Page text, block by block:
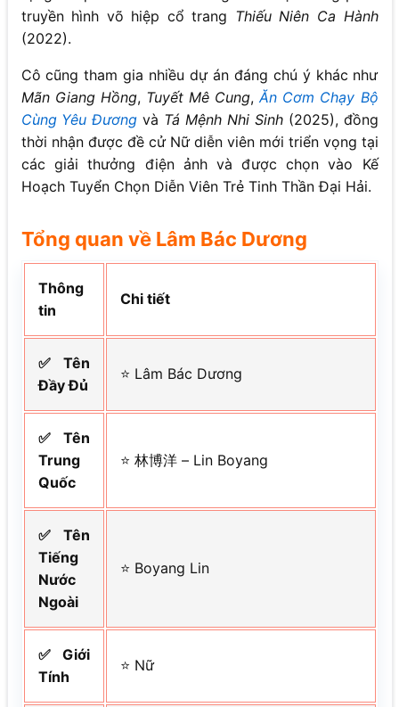
truyền hình võ hiệp cổ trang Thiếu Niên Ca Hành
(2022).
Cô cũng tham gia nhiều dự án đáng chú ý khác như
Mãn Giang Hồng, Tuyết Mê Cung,Ăn Cơm Chạy Bộ
Cùng Yêu Đương và Tá Mệnh Nhi Sinh(2025), đồng
thời nhận được đề cử Nữ diễn viên mới triển vọng tại
các giải thưởng điện ảnh và được chọn vào Kế
Hoạch Tuyển Chọn Diễn Viên Trẻ Tinh Thần Đại Hải.
Tổng quan về Lâm Bác Dương
Thông
tin
Chi tiết
✅ Tên
Đầy Đủ
⭐ Lâm Bác Dương
✅ Tên
Trung
Quốc
⭐ 林博洋 – Lin Boyang
✅ Tên
Tiếng
Nước
Ngoài
⭐ Boyang Lin
✅ Giới
Tính
⭐ Nữ